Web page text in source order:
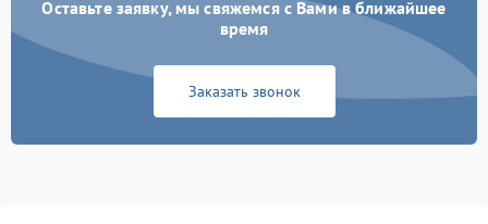
Оставьте заявку, мы свяжемся с Вами в ближайшее
время
Заказать звонок